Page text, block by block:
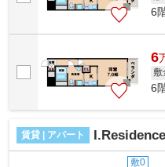
6
6
敷
6
賃貸 | アパート
敷0